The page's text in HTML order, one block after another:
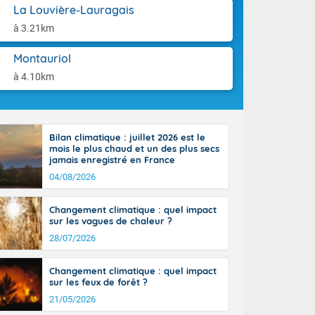
La Louvière-Lauragais
à 3.21km
Montauriol
à 4.10km
l'après-
il fait
30 à 35
Bilan climatique : juillet 2026 est le
mois le plus chaud et un des plus secs
jamais enregistré en France
04/08/2026
Changement climatique : quel impact
sur les vagues de chaleur ?
28/07/2026
Changement climatique : quel impact
sur les feux de forêt ?
21/05/2026